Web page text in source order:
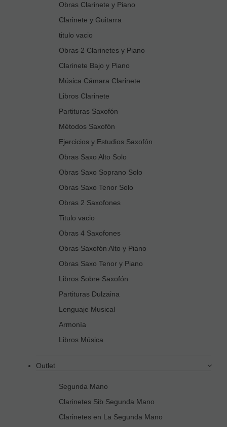
Obras Clarinete y Piano
Clarinete y Guitarra
titulo vacio
Obras 2 Clarinetes y Piano
Clarinete Bajo y Piano
Música Cámara Clarinete
Libros Clarinete
Partituras Saxofón
Métodos Saxofón
Ejercicios y Estudios Saxofón
Obras Saxo Alto Solo
Obras Saxo Soprano Solo
Obras Saxo Tenor Solo
Obras 2 Saxofones
Titulo vacio
Obras 4 Saxofones
Obras Saxofón Alto y Piano
Obras Saxo Tenor y Piano
Libros Sobre Saxofón
Partituras Dulzaina
Lenguaje Musical
Armonía
Libros Música
Outlet
Segunda Mano
Clarinetes Sib Segunda Mano
Clarinetes en La Segunda Mano